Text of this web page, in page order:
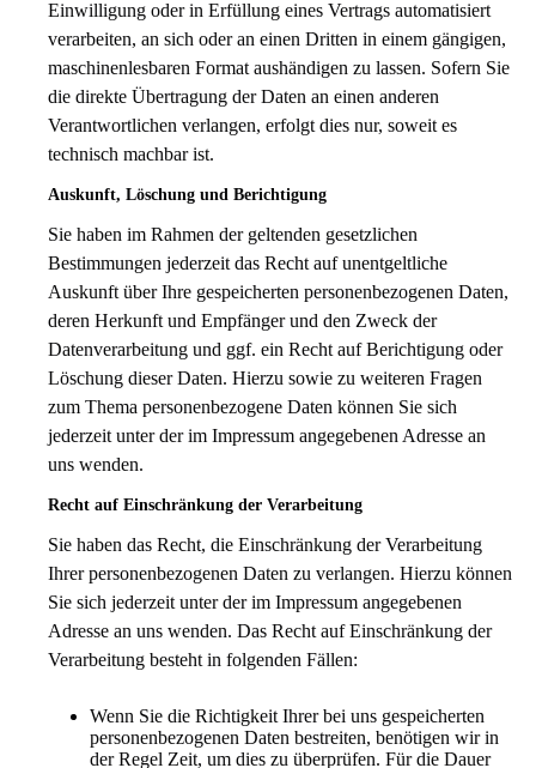
Einwilligung oder in Erfüllung eines Vertrags automatisiert
verarbeiten, an sich oder an einen Dritten in einem gängigen,
maschinenlesbaren Format aushändigen zu lassen. Sofern Sie
die direkte Übertragung der Daten an einen anderen
Verantwortlichen verlangen, erfolgt dies nur, soweit es
technisch machbar ist.
Auskunft, Löschung und Berichtigung
Sie haben im Rahmen der geltenden gesetzlichen
Bestimmungen jederzeit das Recht auf unentgeltliche
Auskunft über Ihre gespeicherten personenbezogenen Daten,
deren Herkunft und Empfänger und den Zweck der
Datenverarbeitung und ggf. ein Recht auf Berichtigung oder
Löschung dieser Daten. Hierzu sowie zu weiteren Fragen
zum Thema personenbezogene Daten können Sie sich
jederzeit unter der im Impressum angegebenen Adresse an
uns wenden.
Recht auf Einschränkung der Verarbeitung
Sie haben das Recht, die Einschränkung der Verarbeitung
Ihrer personenbezogenen Daten zu verlangen. Hierzu können
Sie sich jederzeit unter der im Impressum angegebenen
Adresse an uns wenden. Das Recht auf Einschränkung der
Verarbeitung besteht in folgenden Fällen:
Wenn Sie die Richtigkeit Ihrer bei uns gespeicherten
personenbezogenen Daten bestreiten, benötigen wir in
der Regel Zeit, um dies zu überprüfen. Für die Dauer